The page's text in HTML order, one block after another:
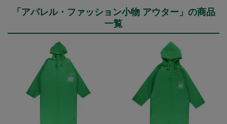
「アパレル・ファッション小物 アウター」の商品
一覧